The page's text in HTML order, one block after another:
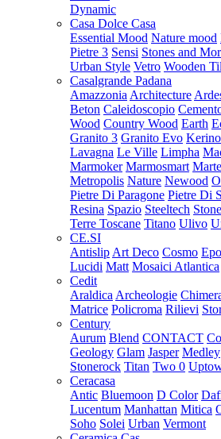
Dynamic
Casa Dolce Casa
Essential Mood Nature mood
Pietre 3 Sensi Stones and
Urban Style Vetro Wooden
Casalgrande Padana
Amazzonia Architecture
Beton Caleidoscopio
Wood Country Wood Earth
Granito 3 Granito Evo
Lavagna Le Ville Limpha
Marmoker Marmosmart Marte
Metropolis Nature Newood
Pietre Di Paragone Pietre Di
Resina Spazio Steeltech
Terre Toscane Titano Ulivo
CE.SI
Antislip Art Deco Cosmo
Lucidi Matt Mosaici Atlantica
Cedit
Araldica Archeologie
Matrice Policroma Rilievi
Century
Aurum Blend CONTACT
Geology Glam Jasper Medley
Stonerock Titan Two 0
Ceracasa
Antic Bluemoon D Color
Lucentum Manhattan Mitica
Soho Solei Urban Vermont